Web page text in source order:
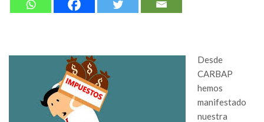
Desde
CARBAP
hemos
manifestado
nuestra